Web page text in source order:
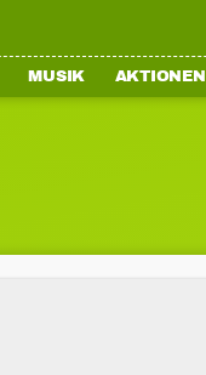
MUSIK AKTIONEN